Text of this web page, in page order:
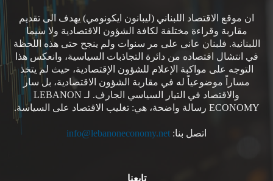
ان موقع الاقتصاد اللبناني (ليبانون ايكونومي) يهدف الى تقديم
مقاربة وقراءة مختلفة لكافة الشؤون الاقتصادية ولا سيما
اللبنانية. فلبنان عانى على مر سنوات ولم ينجح حتى هذه اللحظة
في انتشال اقتصاده من دائرة التجاذبات السياسية، وانعكس هذا
التوجه على مواكبة الإعلام للشؤون الإقتصادية، حيث لم يتخذ
مساراً موضوعياً له في مقاربة الشؤون الاقتصادية، بل سار
والاقتصاد في التيار السياسي الجارف. لـ LEBANON
ECONOMY رسالة واضحة، هي: تغليب الاقتصاد على السياسة.
اتصل بنا: info@lebanoneconomy.net
تابعنا